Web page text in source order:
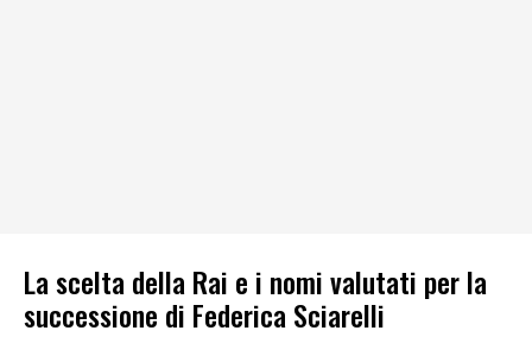
La scelta della Rai e i nomi valutati per la
successione di Federica Sciarelli